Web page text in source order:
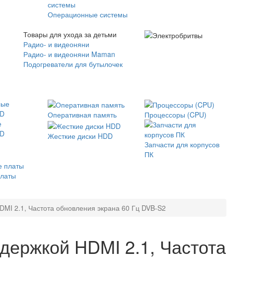
Операционные системы
Товары для ухода за детьми
Радио- и видеоняни
Радио- и видеоняни Maman
Подогреватели для бутылочек
Оперативная память Процессоры (CPU)
Жесткие диски HDD
Запчасти для корпусов
ПК
2.1, Частота обновления экрана 60 Гц DVB-S2
HDMI 2.1, Частота